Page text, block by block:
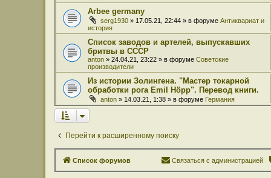
Arbee germany
serg1930 » 17.05.21, 22:44 » в форуме Антиквариат и
история
Список заводов и артелей, выпускавших
бритвы в СССР
anton » 24.04.21, 23:22 » в форуме Советские
производители
Из истории Золингена. "Мастер токарной
обработки рога Emil Höpp". Перевод книги.
anton » 14.03.21, 1:38 » в форуме Германия
Перейти к расширенному поиску
Список форумов Связаться с администрацией